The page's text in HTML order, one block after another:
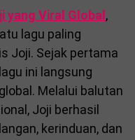
yang Viral Global,
lagu paling
Joji. Sejak pertama
ini langsung
Melalui balutan
Joji berhasil
kerinduan, dan